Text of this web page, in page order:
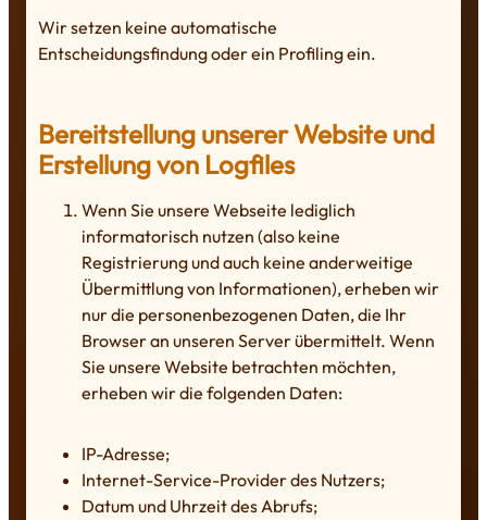
Wir setzen keine automatische
Entscheidungsfindung oder ein Profiling ein.
Bereitstellung unserer Website und
Erstellung von Logfiles
Wenn Sie unsere Webseite lediglich
informatorisch nutzen (also keine
Registrierung und auch keine anderweitige
Übermittlung von Informationen), erheben wir
nur die personenbezogenen Daten, die Ihr
Browser an unseren Server übermittelt. Wenn
Sie unsere Website betrachten möchten,
erheben wir die folgenden Daten:
IP-Adresse;
Internet-Service-Provider des Nutzers;
Datum und Uhrzeit des Abrufs;